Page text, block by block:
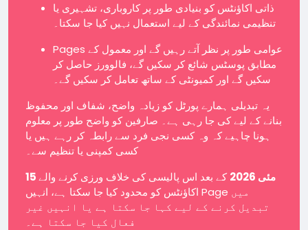
ذاتی اکاؤنٹس کو بنیادی طور پر کاروباری، تشہیری یا
تنظیمی نمائندگی کے لیے استعمال نہیں کیا جا سکتا۔
Pages عوامی طور پر نظر آتے رہیں گے اور معمول کے
مطابق پوسٹس شائع کر سکیں گے، فالوورز حاصل کر
سکیں گے اور کمیونٹی کے ساتھ تعامل کر سکیں گے۔
یہ تبدیلی ہمارے پورٹل کو زیادہ واضح، شفاف اور محفوظ
بنانے کے لیے کی جا رہی ہے۔ صارفین کو واضح طور پر معلوم
ہونا چاہیے کہ وہ کسی نجی فرد سے رابطہ کر رہے ہیں یا
کسی کمپنی یا تنظیم سے۔
15 مئی 2026
کے بعد اس پالیسی کی خلاف ورزی کرنے والے
اکاؤنٹس کو محدود کیا جا سکتا ہے، انہیں Page میں
تبدیل کرنے کے لیے کہا جا سکتا ہے یا انہیں غیر
فعال کیا جا سکتا ہے۔